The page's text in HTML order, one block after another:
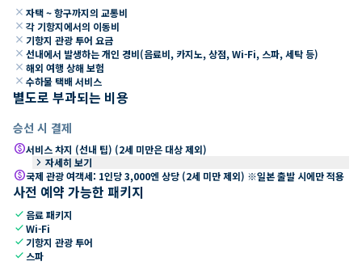
close 자택 ~ 항구까지의 교통비
close 각 기항지에서의 이동비
close 기항지 관광 투어 요금
close 선내에서 발생하는 개인 경비(음료비, 카지노, 상점, Wi-Fi, 스파, 세탁 등)
close 해외 여행 상해 보험
close 수하물 택배 서비스
별도로 부과되는 비용
승선 시 결제
paid서비스 차지 (선내 팁) (2세 미만은 대상 제외)
keyboard_arrow_right 자세히 보기
paid국제 관광 여객세: 1인당 3,000엔 상당 (2세 미만 제외) ※일본 출발 시에만 적용
사전 예약 가능한 패키지
check 음료 패키지
checkWi-Fi
check 기항지 관광 투어
check 스파